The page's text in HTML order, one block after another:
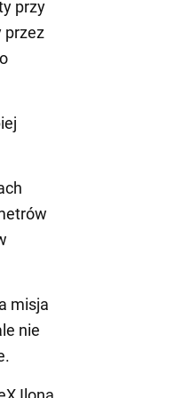
przy
przez
misja
nie